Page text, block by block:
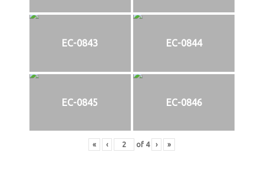
EC-0843 EC-0844
EC-0845 EC-0846
« ‹ of 4 › »